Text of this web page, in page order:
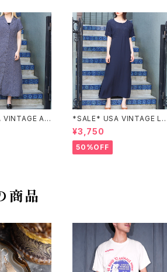
AN
FLOW
ONE PIEC
半袖花柄ワン
*SALE* USA VINTAGE
claiborne EMBROIDERY
DESIGN NAVY ONE PIEC
E/アメリカ古着刺繍デザイン
ネイビーワンピース
¥3,750
50%OFF
商品